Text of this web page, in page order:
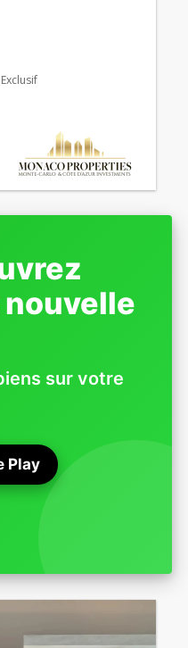
Exclusif
sur votre
Play